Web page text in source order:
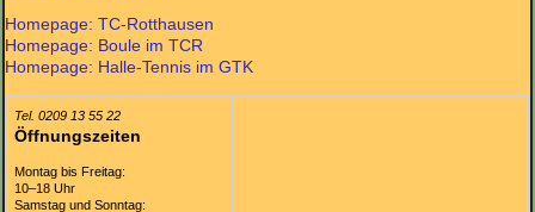
Homepage: TC-Rotthausen
Homepage: Boule im TCR
Homepage: Halle-Tennis im GTK
Tel. 0209 13 55 22
Öffnungszeiten
Montag bis Freitag:
10–18 Uhr
Samstag und Sonntag: